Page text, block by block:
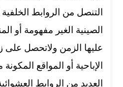
التنصل من الروابط
الصينية الغير مفهومة أو
عليها الزمن ولاتحصل على
الإباحية أو المواقع
العديد من الروابط